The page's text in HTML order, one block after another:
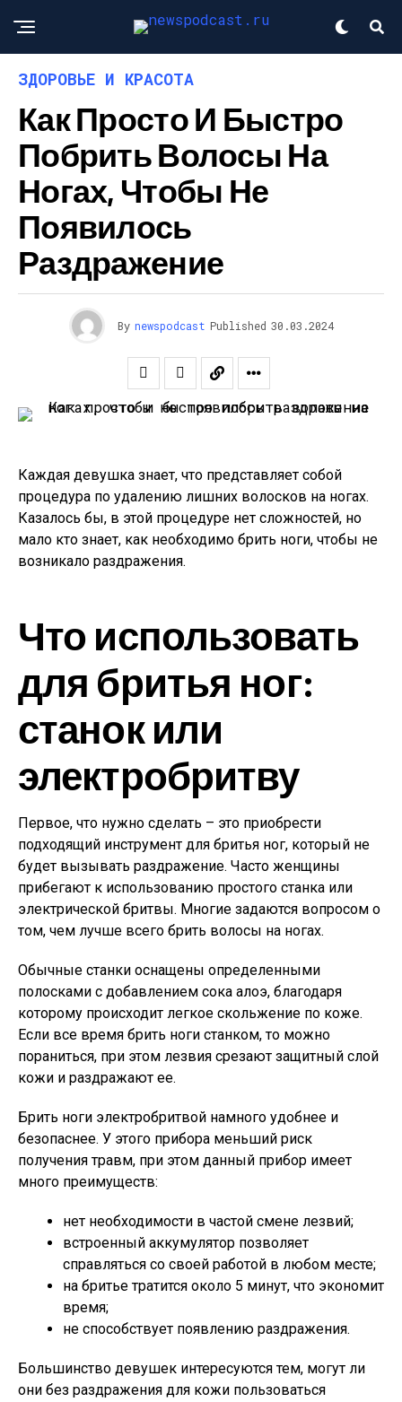
ЗДОРОВЬЕ И КРАСОТА
Как Просто И Быстро
Побрить Волосы На
Ногах, Чтобы Не
Появилось
Раздражение
By newspodcast Published 30.03.2024
Каждая девушка знает, что представляет собой
процедура по удалению лишних волосков на ногах.
Казалось бы, в этой процедуре нет сложностей, но
мало кто знает, как необходимо брить ноги, чтобы не
возникало раздражения.
Что использовать
для бритья ног:
станок или
электробритву
Первое, что нужно сделать – это приобрести
подходящий инструмент для бритья ног, который не
будет вызывать раздражение. Часто женщины
прибегают к использованию простого станка или
электрической бритвы. Многие задаются вопросом о
том, чем лучше всего брить волосы на ногах.
Обычные станки оснащены определенными
полосками с добавлением сока алоэ, благодаря
которому происходит легкое скольжение по коже.
Если все время брить ноги станком, то можно
пораниться, при этом лезвия срезают защитный слой
кожи и раздражают ее.
Брить ноги электробритвой намного удобнее и
безопаснее. У этого прибора меньший риск
получения травм, при этом данный прибор имеет
много преимуществ:
нет необходимости в частой смене лезвий;
встроенный аккумулятор позволяет
справляться со своей работой в любом месте;
на бритье тратится около 5 минут, что экономит
время;
не способствует появлению раздражения.
Большинство девушек интересуются тем, могут ли
они без раздражения для кожи пользоваться